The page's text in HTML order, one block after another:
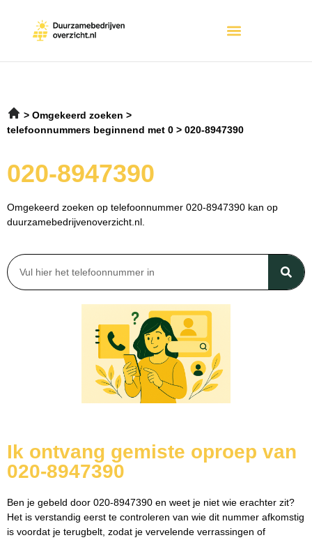
Omgekeerd zoeken
telefoonnummers beginnend met 0
020-8947390
020-8947390
Omgekeerd zoeken op telefoonnummer 020-8947390 kan op
duurzamebedrijvenoverzicht.nl.
Ik ontvang gemiste oproep van
020-8947390
Ben je gebeld door 020-8947390 en weet je niet wie erachter zit?
Het is verstandig eerst te controleren van wie dit nummer afkomstig
is voordat je terugbelt, zodat je vervelende verrassingen of